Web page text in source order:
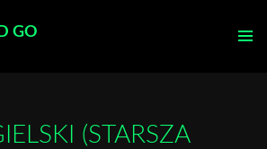
GO
(STARSZA